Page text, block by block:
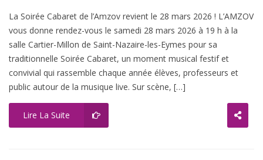
La Soirée Cabaret de l’Amzov revient le 28 mars 2026 ! L’AMZOV
vous donne rendez-vous le samedi 28 mars 2026 à 19 h à la
salle Cartier-Millon de Saint-Nazaire-les-Eymes pour sa
traditionnelle Soirée Cabaret, un moment musical festif et
convivial qui rassemble chaque année élèves, professeurs et
public autour de la musique live. Sur scène, […]
Lire La Suite